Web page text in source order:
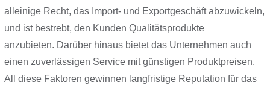
alleinige Recht, das Import- und Exportgeschäft abzuwickeln,
und ist bestrebt, den Kunden Qualitätsprodukte
anzubieten. Darüber hinaus bietet das Unternehmen auch
einen zuverlässigen Service mit günstigen Produktpreisen.
All diese Faktoren gewinnen langfristige Reputation für das